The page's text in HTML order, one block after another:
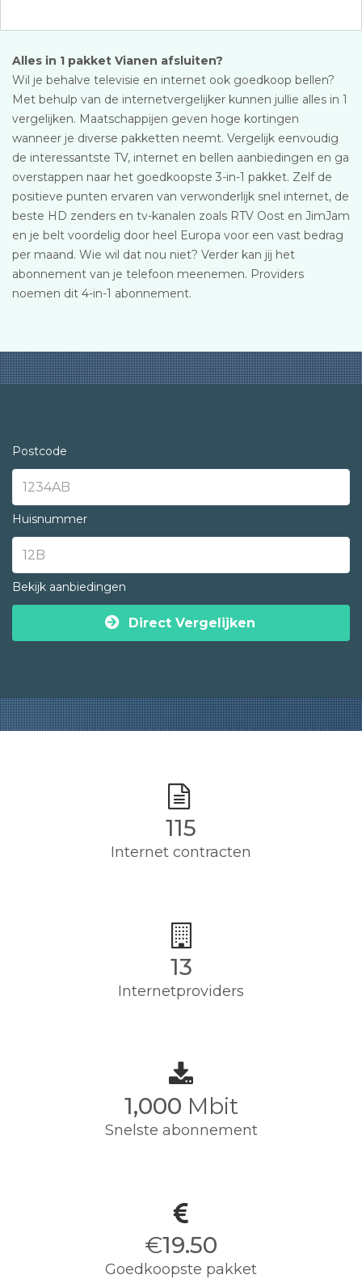
Alles in 1 pakket Vianen afsluiten?
Wil je behalve televisie en internet ook goedkoop bellen?
Met behulp van de internetvergelijker kunnen jullie alles in 1
vergelijken. Maatschappijen geven hoge kortingen
wanneer je diverse pakketten neemt. Vergelijk eenvoudig
de interessantste TV, internet en bellen aanbiedingen en ga
overstappen naar het goedkoopste 3-in-1 pakket. Zelf de
positieve punten ervaren van verwonderlijk snel internet, de
beste HD zenders en tv-kanalen zoals RTV Oost en JimJam
en je belt voordelig door heel Europa voor een vast bedrag
per maand. Wie wil dat nou niet? Verder kan jij het
abonnement van je telefoon meenemen. Providers
noemen dit 4-in-1 abonnement.
Postcode
Huisnummer
Bekijk aanbiedingen
Direct Vergelijken
115
Internet contracten
13
Internetproviders
1,000 Mbit
Snelste abonnement
€19.50
Goedkoopste pakket